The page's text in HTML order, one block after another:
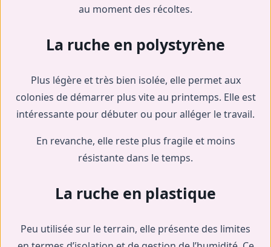
au moment des récoltes.
La ruche en polystyrène
Plus légère et très bien isolée, elle permet aux
colonies de démarrer plus vite au printemps. Elle est
intéressante pour débuter ou pour alléger le travail.
En revanche, elle reste plus fragile et moins
résistante dans le temps.
La ruche en plastique
Peu utilisée sur le terrain, elle présente des limites